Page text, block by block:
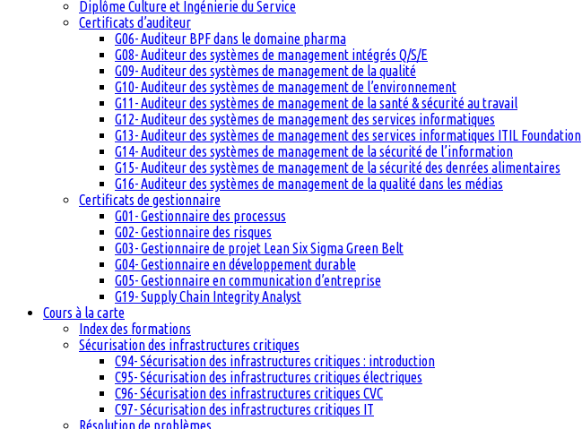
Diplôme Culture et Ingénierie du Service
Certificats d’auditeur
G06- Auditeur BPF dans le domaine pharma
G08- Auditeur des systèmes de management intégrés Q/S/E
G09- Auditeur des systèmes de management de la qualité
G10- Auditeur des systèmes de management de l’environnement
G11- Auditeur des systèmes de management de la santé & sécurité au travail
G12- Auditeur des systèmes de management des services informatiques
G13- Auditeur des systèmes de management des services informatiques ITIL Foundation
G14- Auditeur des systèmes de management de la sécurité de l’information
G15- Auditeur des systèmes de management de la sécurité des denrées alimentaires
G16- Auditeur des systèmes de management de la qualité dans les médias
Certificats de gestionnaire
G01- Gestionnaire des processus
G02- Gestionnaire des risques
G03- Gestionnaire de projet Lean Six Sigma Green Belt
G04- Gestionnaire en développement durable
G05- Gestionnaire en communication d’entreprise
G19- Supply Chain Integrity Analyst
Cours à la carte
Index des formations
Sécurisation des infrastructures critiques
C94- Sécurisation des infrastructures critiques : introduction
C95- Sécurisation des infrastructures critiques électriques
C96- Sécurisation des infrastructures critiques CVC
C97- Sécurisation des infrastructures critiques IT
Résolution de problèmes